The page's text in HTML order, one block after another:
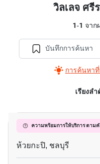
วิลเลจ ศรี
1-1 จาก
บันทึกการค้นหา
การค้นหา
เรียงล
ความพร้อมการให้บริการ ตามค
มณีรินทร์ เพลส วิล
ห้วยกะปิ, ชลบุรี